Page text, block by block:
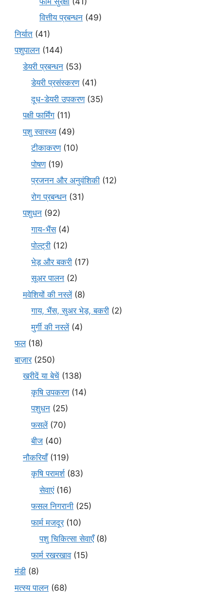
वित्तीय प्रबन्धन (49)
निर्यात (41)
पशुपालन (144)
डेयरी प्रबन्धन (53)
डेयरी प्रसंस्करण(41)
दूध-डेयरी उपकरण(35)
पक्षी फार्मिंग (11)
पशु स्वास्थ्य(49)
टीकाकरण(10)
पोषण(19)
प्रजनन और अनुवंशिकी (12)
रोग प्रबन्धन (31)
पशुधन (92)
गाय-भैंस(4)
पोल्ट्री (12)
भेड़ और बकरी (17)
सूअर पालन (2)
मवेशियों की नस्लें(8)
गाय, भैंस, सुअर भेड़, बकरी (2)
मुर्गी की नस्लें(4)
फल(18)
बाज़ार(250)
खरीदें या बेचें (138)
कृषि उपकरण(14)
पशुधन (25)
फसलें(70)
बीज (40)
नौकरियाँ(119)
कृषि परामर्श(83)
सेवाएं(16)
फसल निगरानी (25)
फार्म मजदूर(10)
पशु चिकित्सा सेवाएँ(8)
फार्म रखरखाव(15)
मंडी (8)
मत्स्य पालन (68)